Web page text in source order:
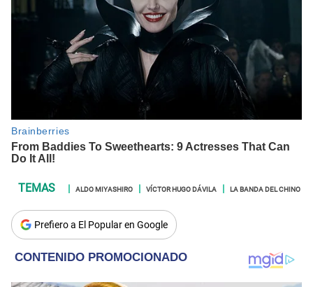
ALDO MIYASHIRO VÍCTOR HUGO DÁVILA LA BANDA DEL CHINO
Prefiero a El Popular en Google